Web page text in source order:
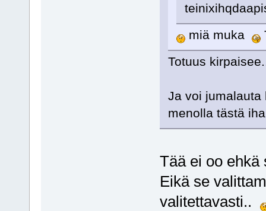
miä muka
Totuus
Ja voi jumalauta
menolla tästä
Tää ei oo ehkä
Eikä se
valitettavasti..